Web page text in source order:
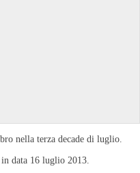
nella terza decade di luglio.
data 16 luglio 2013.